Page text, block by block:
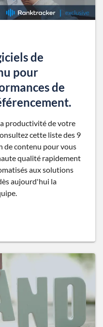
de
pour
de
productivité de votre
cette liste des 9
de contenu pour vous
qualité rapidement
aux solutions
aujourd'hui la